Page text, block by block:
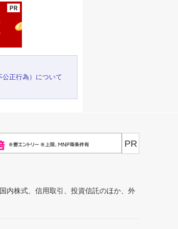
公正行為）について
PR
内株式、信用取引、投資信託のほか、外